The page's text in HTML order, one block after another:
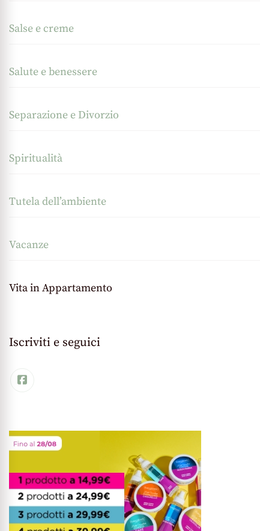
Salse e creme
Salute e benessere
Separazione e Divorzio
Spiritualità
Tutela dell’ambiente
Vacanze
Vita in Appartamento
Iscriviti e seguici